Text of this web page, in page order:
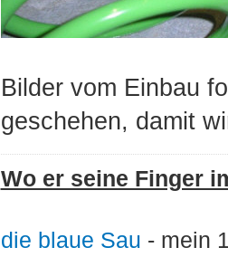
Bilder vom Einbau
geschehen, damit
Wo er seine Finger
die blaue Sau - mein